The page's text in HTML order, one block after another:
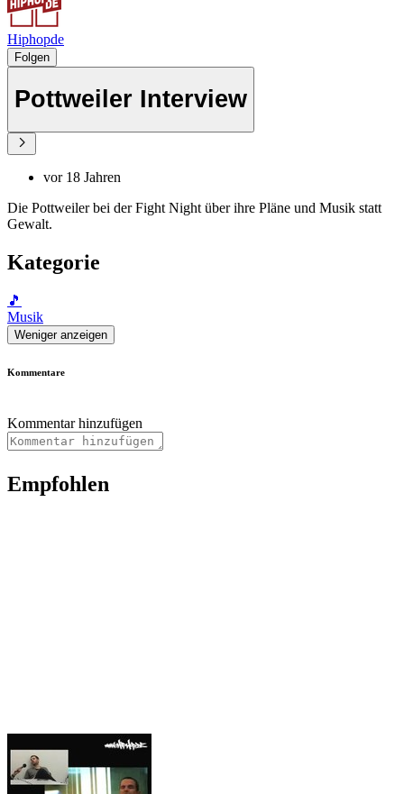
Hiphopde
Folgen
Pottweiler Interview
vor 18 Jahren
Die Pottweiler bei der Fight Night über ihre Pläne und Musik statt
Gewalt.
Kategorie
🎵
Musik
Weniger anzeigen
Kommentare
Kommentar hinzufügen
Empfohlen